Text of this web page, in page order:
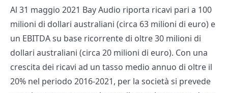
Al 31 maggio 2021 Bay Audio riporta ricavi pari a 100
milioni di dollari australiani (circa 63 milioni di euro) e
un EBITDA su base ricorrente di oltre 30 milioni di
dollari australiani (circa 20 milioni di euro). Con una
crescita dei ricavi ad un tasso medio annuo di oltre il
20% nel periodo 2016-2021, per la società si prevede